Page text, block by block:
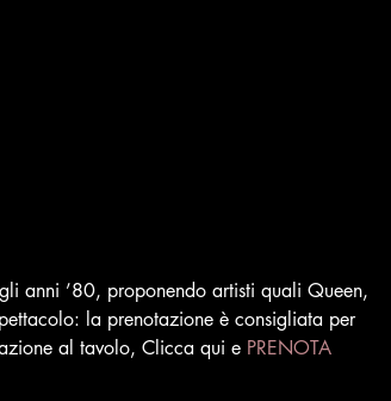
anni ’80, proponendo artisti quali Queen,
la prenotazione è consigliata per
al tavolo, Clicca qui e PRENOTA